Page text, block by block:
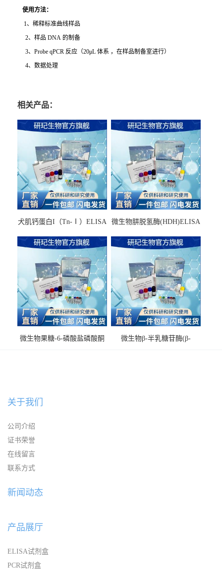
使用方法：
1、稀释标准曲线样品
2、样品 DNA 的制备
3、Probe qPCR 反应（20μL 体系 ，在样品制备室进行）
4、数据处理
相关产品：
犬肌钙蛋白I（Tn-Ⅰ）ELISA
微生物肼脱氢酶(HDH)ELISA
微生物果糖-6-磷酸盐磷酸酮
微生物β-半乳糖苷酶(β-
关于我们
公司介绍
证书荣誉
在线留言
联系方式
新闻动态
产品展厅
ELISA试剂盒
PCR试剂盒